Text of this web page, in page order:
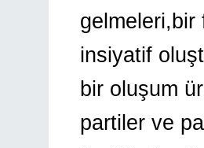
gelmeleri,bir
insiyatif
bir oluşum
partiler ve